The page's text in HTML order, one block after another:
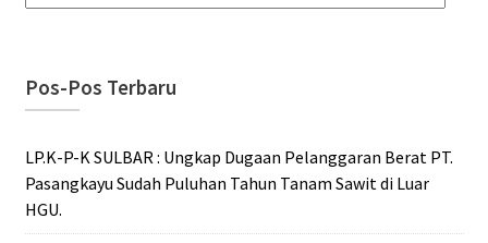
Pos-Pos Terbaru
LP.K-P-K SULBAR : Ungkap Dugaan Pelanggaran Berat PT.
Pasangkayu Sudah Puluhan Tahun Tanam Sawit di Luar
HGU.